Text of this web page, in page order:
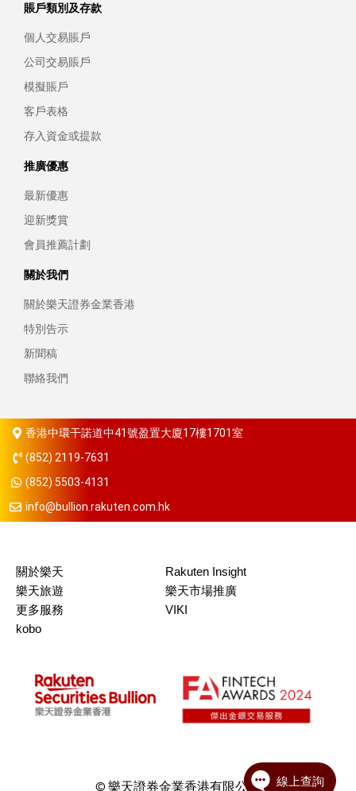
賬戶類別及存款
個人交易賬戶
公司交易賬戶
模擬賬戶
客戶表格
存入資金或提款
推廣優惠
最新優惠
迎新獎賞
會員推薦計劃
關於我們
關於樂天證券金業香港
特別告示
新聞稿
聯絡我們
香港中環干諾道中41號盈置大廈17樓1701室
(852) 2119-7631
(852) 5503-4131
info@bullion.rakuten.com.hk
關於樂天
Rakuten Insight
樂天旅遊
樂天市場推廣
更多服務
VIKI
kobo
© 樂天證券金業香港有限公司